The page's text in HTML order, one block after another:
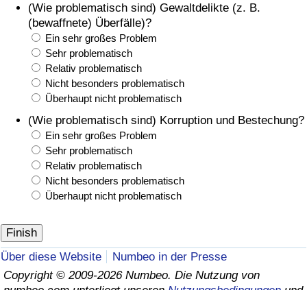
(Wie problematisch sind) Gewaltdelikte (z. B.
(bewaffnete) Überfälle)?
Ein sehr großes Problem
Sehr problematisch
Relativ problematisch
Nicht besonders problematisch
Überhaupt nicht problematisch
(Wie problematisch sind) Korruption und Bestechung?
Ein sehr großes Problem
Sehr problematisch
Relativ problematisch
Nicht besonders problematisch
Überhaupt nicht problematisch
Über diese Website
Numbeo in der Presse
Copyright © 2009-2026 Numbeo. Die Nutzung von